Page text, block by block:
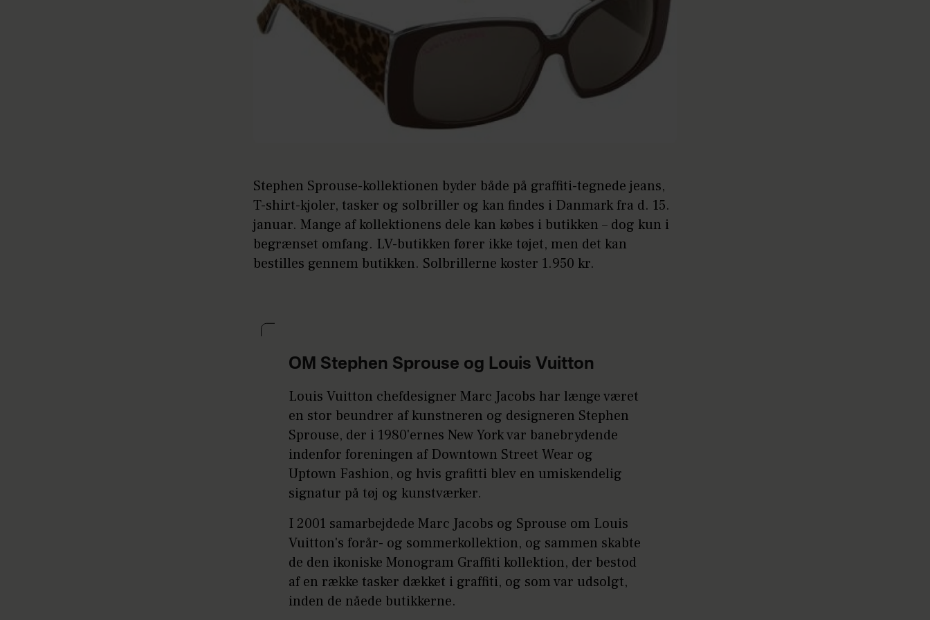
Stephen Sprouse-kollektionen byder både på graffiti-tegnede jeans,
T-shirt-kjoler, tasker og solbriller og kan findes i Danmark fra d. 15.
januar. Mange af kollektionens dele kan købes i butikken – dog kun i
begrænset omfang. LV-butikken fører ikke tøjet, men det kan
bestilles gennem butikken. Solbrillerne koster 1.950 kr.
OM Stephen Sprouse og Louis Vuitton
Louis Vuitton chefdesigner Marc Jacobs har længe været
en stor beundrer af kunstneren og designeren Stephen
Sprouse, der i 1980'ernes New York var banebrydende
indenfor foreningen af Downtown Street Wear og
Uptown Fashion, og hvis grafitti blev en umiskendelig
signatur på tøj og kunstværker.
I 2001 samarbejdede Marc Jacobs og Sprouse om Louis
Vuitton's forår- og sommerkollektion, og sammen skabte
de den ikoniske Monogram Graffiti kollektion, der bestod
af en række tasker dækket i graffiti, og som var udsolgt,
inden de nåede butikkerne.